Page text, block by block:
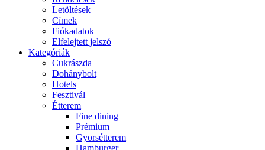
Letöltések
Címek
Fiókadatok
Elfelejtett jelszó
Kategóriák
Cukrászda
Dohánybolt
Hotels
Fesztivál
Étterem
Fine dining
Prémium
Gyorsétterem
Hamburger